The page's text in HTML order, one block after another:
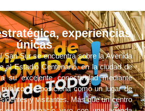
experiencias
únicas
San Sur se encuentra sobre la Avenida
al Estadio Centenario, en la ciudad de
su excelente conectividad mediante
se posiciona como un lugar de
y visitantes. Más que un centro